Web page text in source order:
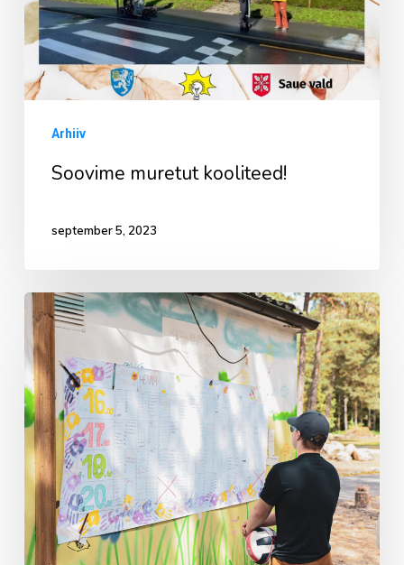
Arhiiv
Soovime muretut kooliteed!
september 5, 2023
Noortekeskused
alustavad
hooaega!